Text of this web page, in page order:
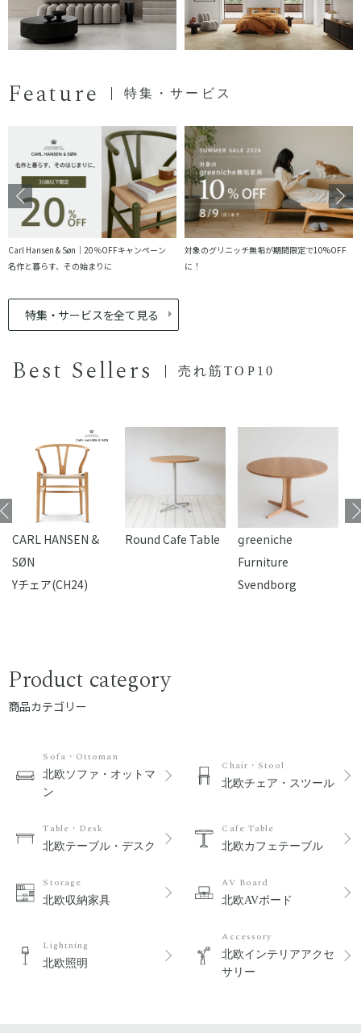
Feature 特集・サービス
Carl Hansen & Søn｜20％OFFキャンペーン
名作と暮らす、その始まりに
対象のグリニッチ無垢が期間限定で10%OFF
に！
特集・サービスを全て見る
Best Sellers 売れ筋TOP10
CARL HANSEN &
SØN
Yチェア(CH24)
Round Cafe Table
reeniche
Furniture
Svendborg
Product category
商品カテゴリー
Sofa・Ottoman
北欧ソファ・オットマ
ン
Chair・Stool
北欧チェア・スツール
Table・Desk
北欧テーブル・デスク
Cafe Table
北欧カフェテーブル
Storage
北欧収納家具
AV Board
北欧AVボード
Lightning
北欧照明
Accessory
北欧インテリアアクセ
サリー